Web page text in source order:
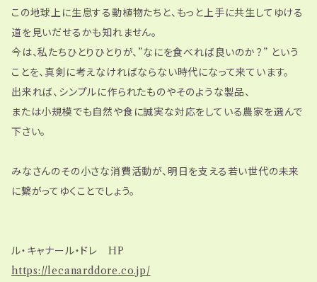
この地球上に生息する動植物たちと、もっと上手に共生してゆける
道を見いだせるかも知れません。
今は、私たちひとりひとりが、”なにを食べれば良いのか？” という
ことを、真剣に考えなければならない時代になって来ています。
出来れば、シンプルに作られたものやそのような製品、
または小規模でも自然や食に誠実な対応をしている農家を選んで
下さい。
みなさんのその小さな消費活動が、明日を支える若い世代の未来
に繋がってゆくことでしょう。
ル・キャナール・ドレ HP
https://lecanarddore.co.jp/